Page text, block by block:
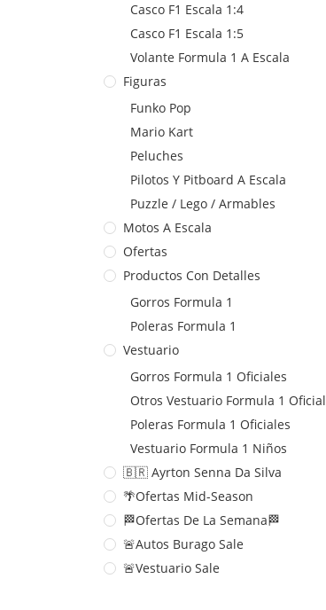
Casco F1 Escala 1:4
Casco F1 Escala 1:5
Volante Formula 1 A Escala
Figuras
Funko Pop
Mario Kart
Peluches
Pilotos Y Pitboard A Escala
Puzzle / Lego / Armables
Motos A Escala
Ofertas
Productos Con Detalles
Gorros Formula 1
Poleras Formula 1
Vestuario
Gorros Formula 1 Oficiales
Otros Vestuario Formula 1 Oficial
Poleras Formula 1 Oficiales
Vestuario Formula 1 Niños
🇧🇷 Ayrton Senna Da Silva
🌴Ofertas Mid-Season
🏁Ofertas De La Semana🏁
🚨Autos Burago Sale
🚨Vestuario Sale